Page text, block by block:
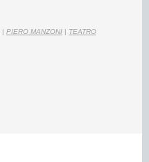
| PIERO MANZONI | TEATRO